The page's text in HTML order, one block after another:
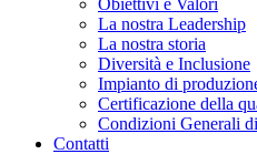
La nostra Leadership
La nostra storia
Diversità e Inclusione
Impianto di
Certificazione della
Condizioni Generali
Contatti